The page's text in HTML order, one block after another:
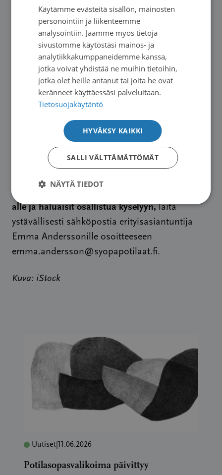
antaa joko sairaalassa infuusiona (tiputuksena)
laskimoon tai injektiona ihon alle.
ainoastaan injektiona ihon alle annettavaa
lääkettä ja kyselyyn voivat vastata myeloomaa
sairastavat sekä heidän läheisensä.
Vastaamalla kyselyyn autat meitä nostamaan
sunnuntaihin 15.1.2023 astija vastaaminen
kestää noin 5-10 minuuttia. Kyselylinkkiä on
jaettu SSP:n myeloomaverkostossa.
Jos lääkäri
daratumumabin pistettäväksi injektiona ihon
alle ja haluaisit osallistua kyselyyn,laita
ystävällisesti sähköpostia erityisasiantuntija
Emma Anderssonille osoitteeseen
emma.andersson@syopapotilaat.fi.
Kuva: iStock
Uutiset 11.06.2026
Potilasopasvalikoima päivittyy
SWEDISH
Käytämme evästeitä sisällön, mainosten
personointiin ja liikenteemme
analysointiin. Jaamme myös tietoja
sivustomme käytöstäsi mainos- ja
analytiikkakumppaneidemme kanssa,
jotka voivat yhdistää ne muihin tietoihin,
jotka olet heille antanut tai joita he ovat
keränneet käyttäessäsi palveluitaan.
Tietosuojakäytäntö
HYVÄKSY KAIKKI
SALLI VÄLTTÄMÄTTÖMÄT
NÄYTÄ TIEDOT